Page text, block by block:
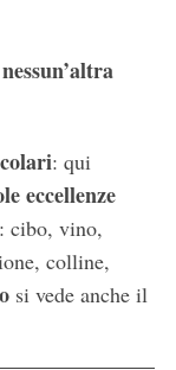
: qui
eccellenze
cibo, vino,
colline,
si vede anche il